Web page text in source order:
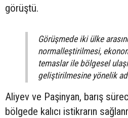
görüştü.
Görüşmede iki ülke
normalleştirilmesi,
temaslar ile bölgesel
geliştirilmesine yönelik
Aliyev ve Paşinyan, barış
bölgede kalıcı istikrarın